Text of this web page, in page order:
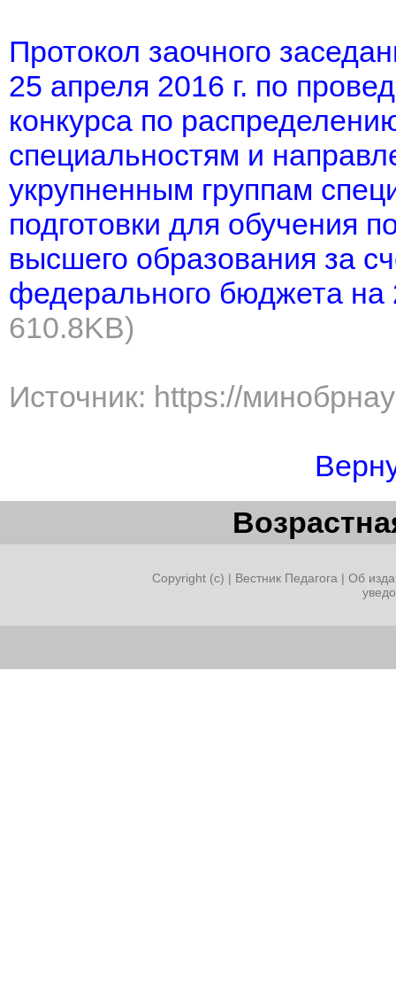
Протокол заочного
25 апреля 2016 г. по
конкурса по
специальностям и
укрупненным группам
подготовки для обучения
высшего образования за
федерального бюджета на
610.8KB)
Источник: https://
Copyright (c) | Вестник Педагога | Об